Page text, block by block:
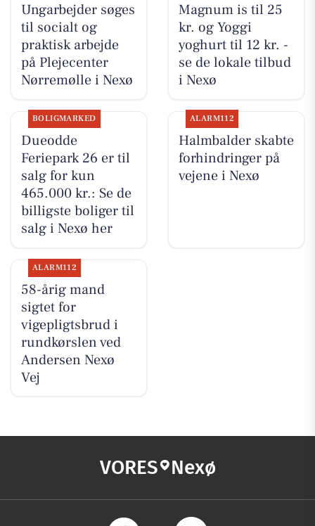
Ungarbejder søges
til socialt og
praktisk arbejde
på Plejecenter
Nørremølle i Nexø
Magnum is til 25
kr. og Yoggi
yoghurt til 12 kr. -
se de lokale tilbud
i Nexø
BOLIGMARKED
Dueodde
Feriepark 26 er til
salg for kun
465.000 kr.: Se de
billigste boliger til
salg i Nexø her
ALARM112
Halmbalder skabte
forhindringer på
vejene i Nexø
ALARM112
58-årig mand
sigtet for
vigepligtsbrud i
rundkørslen ved
Andersen Nexø
Vej
VORES Nexø